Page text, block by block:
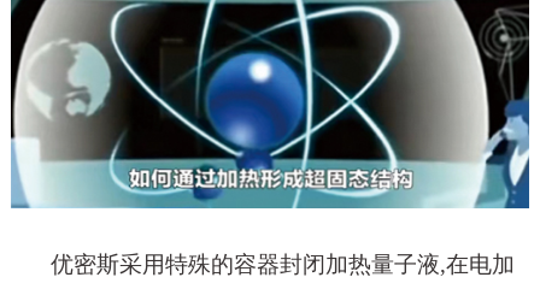
优密斯采用特殊的容器封闭加热量子液,在电加